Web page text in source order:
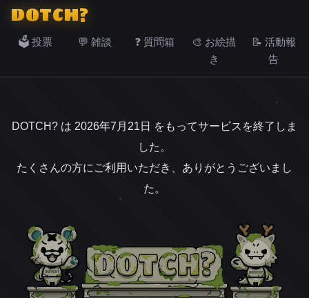
DOTCH?
🗳️ 投票 💬 雑談 ❓ 質問箱
🎨 お絵描
き
📝 活動報
告
DOTCH? は 2026年7月21日 をもってサービスを終了しま
した。
たくさんの方にご利用いただき、ありがとうございまし
た。